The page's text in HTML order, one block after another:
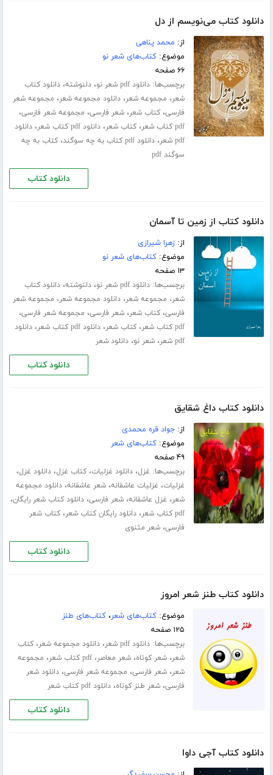
دانلود کتاب می‌نویسم از دل
از: محمد پناهی
موضوع:کتاب‌های شعر نو
۶۶ صفحه
برچسب‌ها:دانلود pdf شعر نو ،دلنوشته،دانلود کتاب
شعر، مجموعه شعر،دانلود مجموعه شعر، مجموعه شعر
فارسی،کتاب شعر،شعر فارسی، مجموعه شعر فارسی،
pdf کتاب شعر ،کتاب شعر،دانلود pdf کتاب شعر ،دانلود
pdf شعر
،دانلود pdf کتاب به چه سوگند ،کتاب به چه
سوگند pdf
دانلود کتاب
دانلود کتاب از زمین تا آسمان
از:زهرا شیرازی
موضوع:کتاب‌های شعر نو
۱۳ صفحه
برچسب‌ها:دانلود pdf شعر نو ،دلنوشته،دانلود کتاب
شعر، مجموعه شعر،دانلود مجموعه شعر، مجموعه شعر
فارسی،کتاب شعر،شعر فارسی، مجموعه شعر فارسی،
pdf کتاب شعر ،کتاب شعر،دانلود pdf کتاب شعر ،دانلود
pdf شعر
،شعر نو،دانلود شعر
دانلود کتاب
دانلود کتاب داغ شقایق
از:جواد قره محمدی
موضوع:کتاب‌های شعر
۴۹ صفحه
برچسب‌ها: غزل،دانلود غزلیات،کتاب غزل،دانلود غزل،
غزلیات، غزلیات عاشقانه،شعر عاشقانه،دانلود مجموعه
شعر، غزل عاشقانه،شعر فارسی،دانلود کتاب شعر رایگان،
pdf کتاب شعر ،دانلود رایگان کتاب شعر،کتاب شعر
فارسی،شعر مثنوی
دانلود کتاب
دانلود کتاب طنز شعر امروز
موضوع:کتاب‌های شعر،کتاب‌های طنز
۱۲۵ صفحه
برچسب‌ها:دانلود pdf شعر ،دانلود مجموعه شعر،کتاب
شعر،شعر کوتاه،شعر معاصر،pdf کتاب شعر ، مجموعه
شعر،شعر فارسی، مجموعه شعر فارسی،دانلود شعر
فارسی،شعر طنز کوتاه،دانلود pdf کتاب شعر
دانلود کتاب
دانلود کتاب آجی داوا